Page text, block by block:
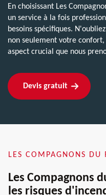
En choisissant Les
un service à la fois
besoins spécifiques.
non seulement votre
aspect crucial que nous
Devis gratuit
LES COMPAGNONS DU
Les Compagnons
les risques